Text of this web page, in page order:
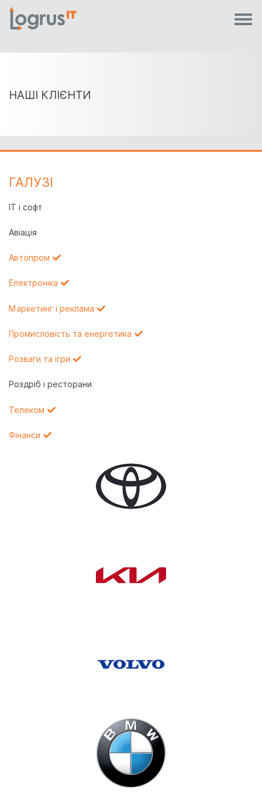
НАШІ КЛІЄНТИ
ГАЛУЗI
IT і софт
Авіація
Автопром
Електроніка
Маркетинг і реклама
Промисловість та енергетика
Розваги та ігри
Роздріб і ресторани
Телеком
Фінанси